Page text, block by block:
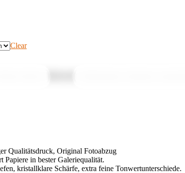
Clear
Qualitätsdruck, Original Fotoabzug
Papiere in bester Galeriequalität.
kristallklare Schärfe, extra feine Tonwertunterschiede.